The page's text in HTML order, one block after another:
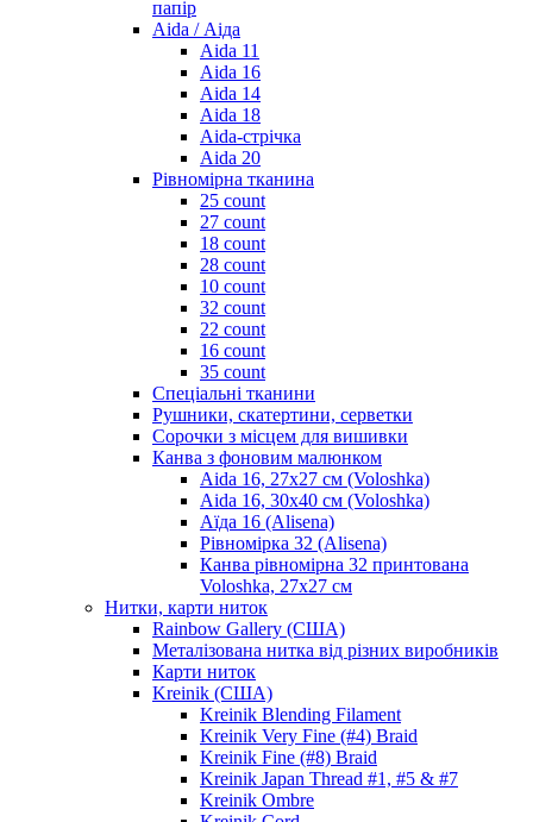
папір
Aida / Аіда
Aida 11
Aida 16
Aida 14
Aida 18
Aida-стрічка
Aida 20
Рівномірна тканина
25 count
27 count
18 count
28 count
10 count
32 count
22 count
16 count
35 count
Спеціальні тканини
Рушники, скатертини, серветки
Сорочки з місцем для вишивки
Канва з фоновим малюнком
Aida 16, 27х27 см (Voloshka)
Aida 16, 30х40 см (Voloshka)
Аїда 16 (Alisena)
Рівномірка 32 (Alisena)
Канва рівномірна 32 принтована
Voloshka, 27х27 см
Нитки, карти ниток
Rainbow Gallery (США)
Металізована нитка від різних виробників
Карти ниток
Kreinik (США)
Kreinik Blending Filament
Kreinik Very Fine (#4) Braid
Kreinik Fine (#8) Braid
Kreinik Japan Thread #1, #5 & #7
Kreinik Ombre